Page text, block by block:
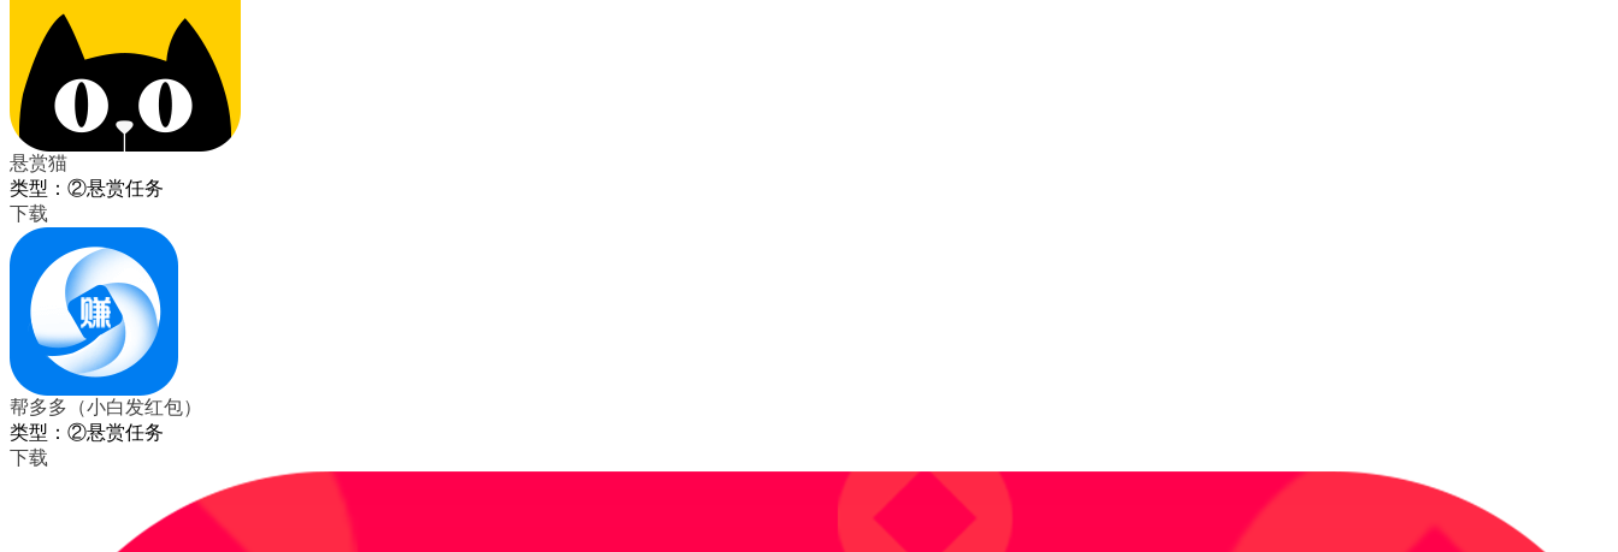
悬赏猫
类型：②悬赏任务
下载
帮多多（小白发红包）
类型：②悬赏任务
下载